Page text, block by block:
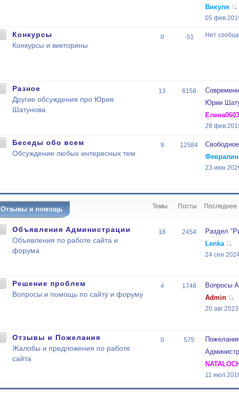
Викуля
05 фев
Конкурсы
Конкурсы и викторины
0 -51 Нет
Разное
Другие обсуждения про Юрия
Шатунова
13 6158
Юрии
Елена0603
28 фев
Беседы обо всем
Обсуждение любых интересных тем
9 12584
23 июн
Отзывы и помощь Темы Посты
Объявления Администрации
Объявления по работе сайта и
форума
18 2454
Раздел
Lenka
24 сен
Решение проблем
Вопросы и помощь по сайту и форуму
4 1748
Вопросы
Admin
20 авг
Отзывы и Пожелания
Жалобы и предложения по работе
сайта
0 575
11 июл